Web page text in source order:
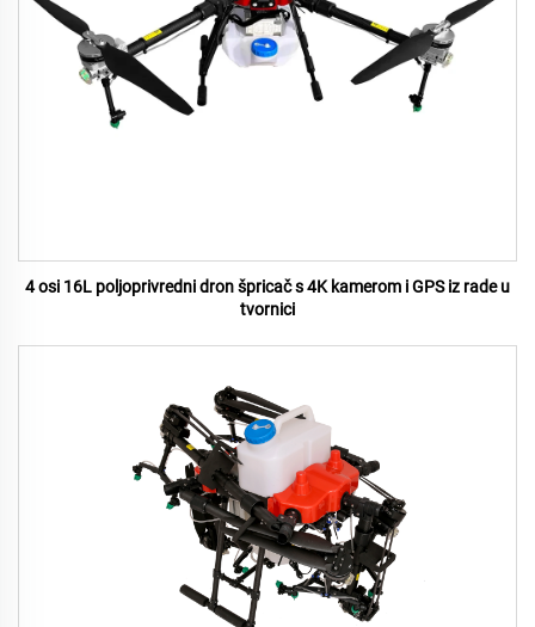
4 osi 16L poljoprivredni dron špricač s 4K kamerom i GPS iz rade u
tvornici